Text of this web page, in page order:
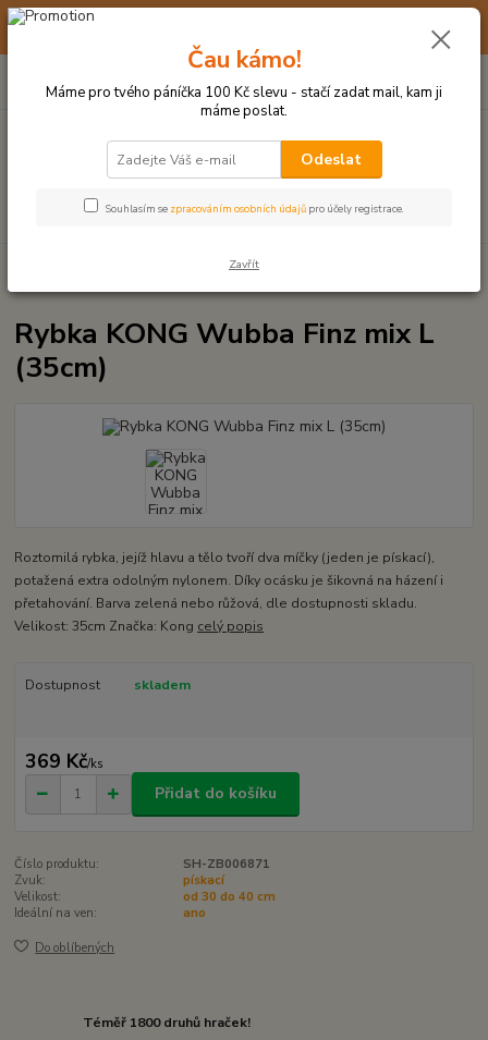
☀️ 10. - 14. SRPNA 2026 MÁME DOVOLENOU ☀️ OBJEDNÁVKY
Hledat
po–pá: 9–17 hod.
za0 Kč
PLYŠOVÉ A TEXTILNÍ HRAČKY
Rybka KONG Wubba Finz mix L
(35cm)
Roztomilá rybka, jejíž hlavu a tělo tvoří dva míčky (jeden je pískací),
potažená extra odolným nylonem. Díky ocásku je šikovná na házení i
přetahování. Barva zelená nebo růžová, dle dostupnosti skladu.
Velikost: 35cm Značka: Kong celý popis
Dostupnost skladem
369 Kč/ks
Přidat do košíku
Číslo produktu:
SH-ZB006871
Zvuk:
pískací
Velikost:
od 30 do 40 cm
Ideální na ven:
ano
Do oblíbených
Téměř 1800 druhů hraček!
Čau kámo!
Máme pro tvého páníčka 100 Kč slevu - stačí zadat mail, kam ji
máme poslat.
Odeslat
Souhlasím se zpracováním osobních údajů pro účely registrace.
Zavřít